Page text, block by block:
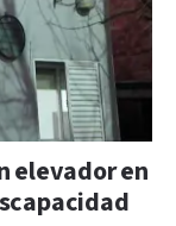
elevador en